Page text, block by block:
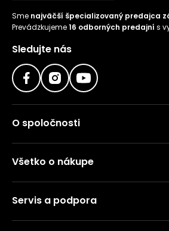
Sme najväčší špecializovaný predajca
Prevádzkujeme16 odborných predajní s
Sledujte nás
O spoločnosti
Všetko o nákupe
Servis a podpora